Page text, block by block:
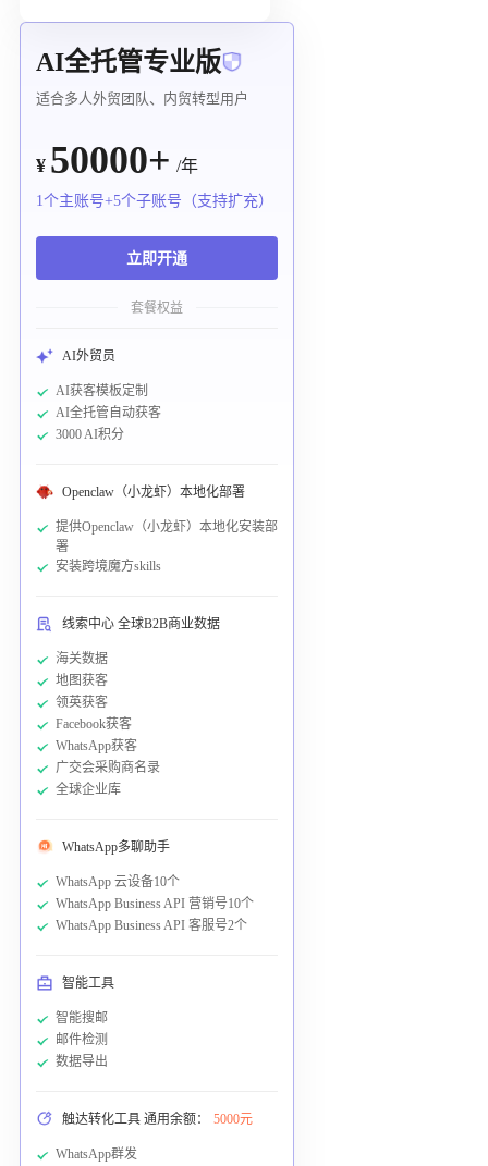
AI全托管专业版
适合多人外贸团队、内贸转型用户
¥ 50000+ /年
1个主账号+5个子账号（支持扩充）
立即开通
套餐权益
AI外贸员
AI获客模板定制
AI全托管自动获客
3000 AI积分
Openclaw（小龙虾）本地化部署
提供Openclaw（小龙虾）本地化安装部
署
安装跨境魔方skills
线索中心 全球B2B商业数据
海关数据
地图获客
领英获客
Facebook获客
WhatsApp获客
广交会采购商名录
全球企业库
WhatsApp多聊助手
WhatsApp 云设备10个
WhatsApp Business API 营销号10个
WhatsApp Business API 客服号2个
智能工具
智能搜邮
邮件检测
数据导出
触达转化工具 通用余额： 5000元
WhatsApp群发